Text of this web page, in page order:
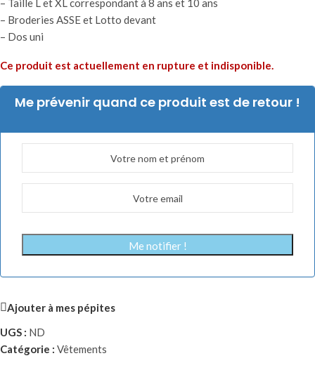
– Taille L et XL correspondant à 8 ans et 10 ans
– Broderies ASSE et Lotto devant
– Dos uni
Ce produit est actuellement en rupture et indisponible.
Me prévenir quand ce produit est de retour !
Me notifier !
Ajouter à mes pépites
UGS : ND
Catégorie : Vêtements